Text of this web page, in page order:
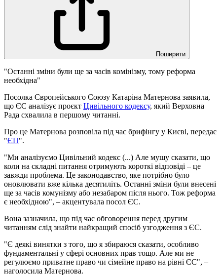
Поширити
"Останні зміни були ще за часів комінізму, тому реформа
необхідна"
Посолка Європейського Союзу Катаріна Матернова заявила,
що ЄС аналізує проєкт Цивільного кодексу, який Верховна
Рада схвалила в першому читанні.
Про це Матернова розповіла під час брифінгу у Києві, передає
"ЄП".
"Ми аналізуємо Цивільний кодекс (...) Але мушу сказати, що
коли на складні питання отримують короткі відповіді – це
завжди проблема. Це законодавство, яке потрібно було
оновлювати вже кілька десятиліть. Останні зміни були внесені
ще за часів комунізму або незабаром після нього. Тож реформа
є необхідною", – акцентувала посол ЄС.
Вона зазначила, що під час обговорення перед другим
читанням слід знайти найкращий спосіб узгодження з ЄС.
"Є деякі винятки з того, що я збираюся сказати, особливо
фундаментальні у сфері основних прав тощо. Але ми не
регулюємо приватне право чи сімейне право на рівні ЄС", –
наголосила Матернова.